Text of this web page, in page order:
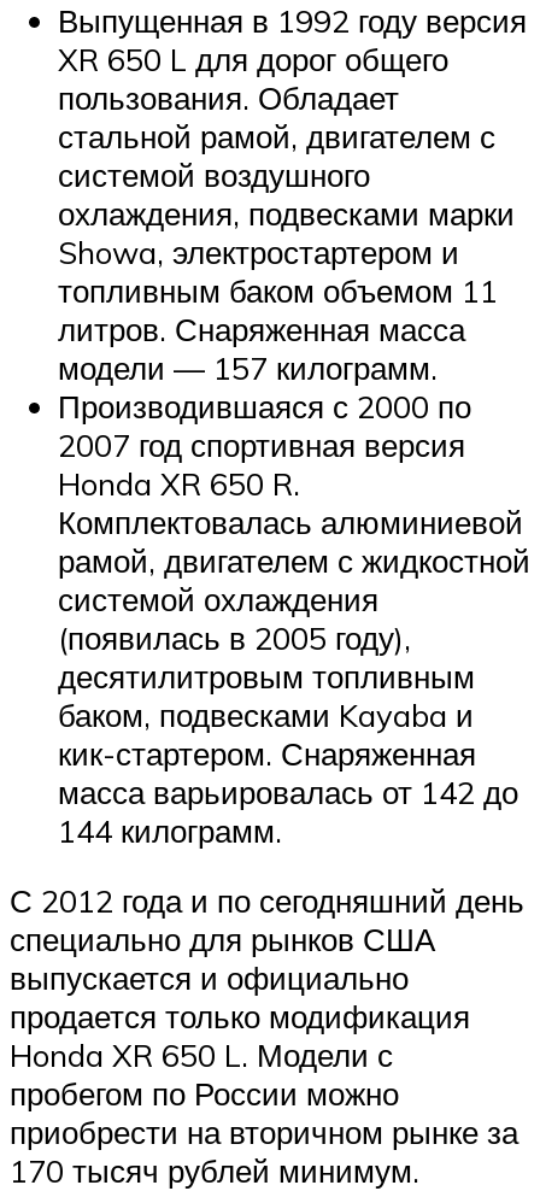
Выпущенная в 1992 году версия
XR 650 L для дорог общего
пользования. Обладает
стальной рамой, двигателем с
системой воздушного
охлаждения, подвесками марки
Showa, электростартером и
топливным баком объемом 11
литров. Снаряженная масса
модели — 157 килограмм.
Производившаяся с 2000 по
2007 год спортивная версия
Honda XR 650 R.
Комплектовалась алюминиевой
рамой, двигателем с жидкостной
системой охлаждения
(появилась в 2005 году),
десятилитровым топливным
баком, подвесками Kayaba и
кик-стартером. Снаряженная
масса варьировалась от 142 до
144 килограмм.
С 2012 года и по сегодняшний день
специально для рынков США
выпускается и официально
продается только модификация
Honda XR 650 L. Модели с
пробегом по России можно
приобрести на вторичном рынке за
170 тысяч рублей минимум.